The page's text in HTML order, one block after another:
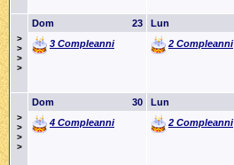
>
>
>
>
23
Dom
3 Compleanni
Lun
2 Compleanni
>
>
>
>
30
Dom
4 Compleanni
Lun
2 Compleanni